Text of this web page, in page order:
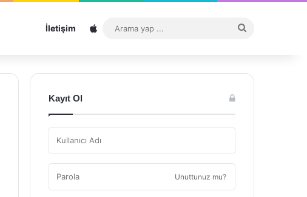
İletişim Sitemap
...
Kayıt Ol
Unuttunuz mu?